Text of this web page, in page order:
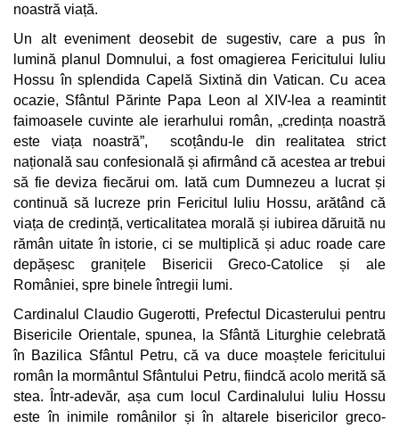
noastră viață.
Un alt eveniment deosebit de sugestiv, care a pus în
lumină planul Domnului, a fost omagierea Fericitului Iuliu
Hossu în splendida Capelă Sixtină din Vatican. Cu acea
ocazie, Sfântul Părinte Papa Leon al XIV-lea a reamintit
faimoasele cuvinte ale ierarhului român, „credința noastră
este viața noastră”, scoțându-le din realitatea strict
națională sau confesională și afirmând că acestea ar trebui
să fie deviza fiecărui om. Iată cum Dumnezeu a lucrat și
continuă să lucreze prin Fericitul Iuliu Hossu, arătând că
viața de credință, verticalitatea morală și iubirea dăruită nu
rămân uitate în istorie, ci se multiplică și aduc roade care
depășesc granițele Bisericii Greco-Catolice și ale
României, spre binele întregii lumi.
Cardinalul Claudio Gugerotti, Prefectul Dicasterului pentru
Bisericile Orientale, spunea, la Sfântă Liturghie celebrată
în Bazilica Sfântul Petru, că va duce moaștele fericitului
român la mormântul Sfântului Petru, fiindcă acolo merită să
stea. Într-adevăr, așa cum locul Cardinalului Iuliu Hossu
este în inimile românilor și în altarele bisericilor greco-